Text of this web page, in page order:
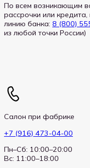
По всем возникающим
рассрочки или
линию банка: 8 (800)
из любой точки России)
Салон при фабрике
+7 (916) 473-04-00
Пн–Сб: 10:00–20:00
Вс: 11:00–18:00